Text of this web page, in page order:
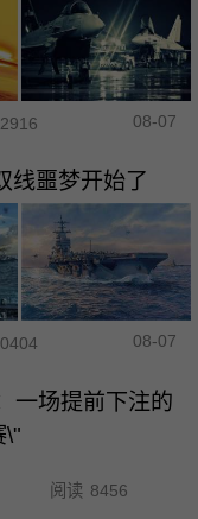
08-07
线噩梦开始了
08-07
一场提前下注的
\"
阅读 8456